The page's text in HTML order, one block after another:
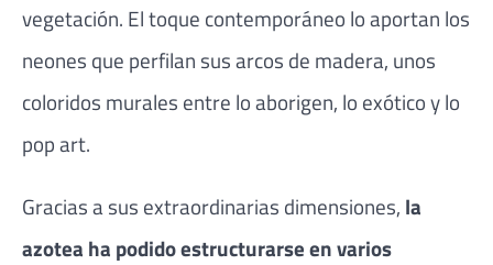
vegetación. El toque contemporáneo lo aportan los
neones que perfilan sus arcos de madera, unos
coloridos murales entre lo aborigen, lo exótico y lo
pop art.
Gracias a sus extraordinarias dimensiones, la
azotea ha podido estructurarse en varios